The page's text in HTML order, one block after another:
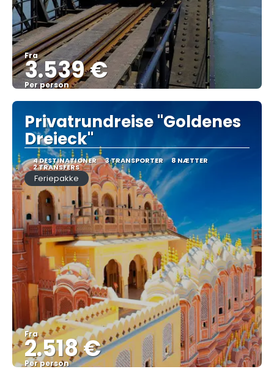
Fra
3.539 €
Per person
Se
Privatrundreise "Goldenes
Dreieck"
4 DESTINATIONER 3 TRANSPORTER 8 NÆTTER
2 TRANSFERS
Feriepakke
Fra
2.518 €
Per person